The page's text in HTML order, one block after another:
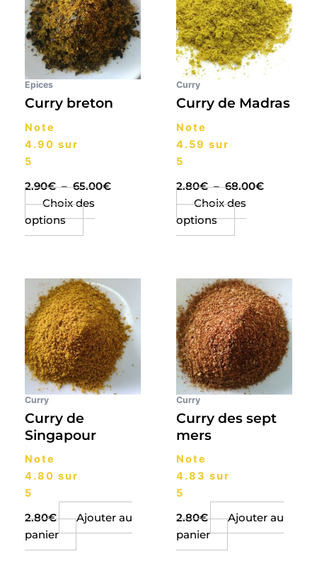
Epices
Curry breton
Note
4.90 sur
5
2.90€ – 65.00€
à
65.00€
Choix des
options
plusieurs
variations.
Les
options
peuvent
être
du
produit
Curry
Curry de Madras
Note
4.59 sur
5
2.80€ – 68.00€
à
68.00€
Choix des
options
plusieurs
variations.
Les
options
peuvent
être
du
produit
Curry
Curry de
Singapour
Note
4.80 sur
5
2.80€
Ajouter au
panier
Curry
Curry des sept
mers
Note
4.83 sur
5
2.80€
Ajouter au
panier